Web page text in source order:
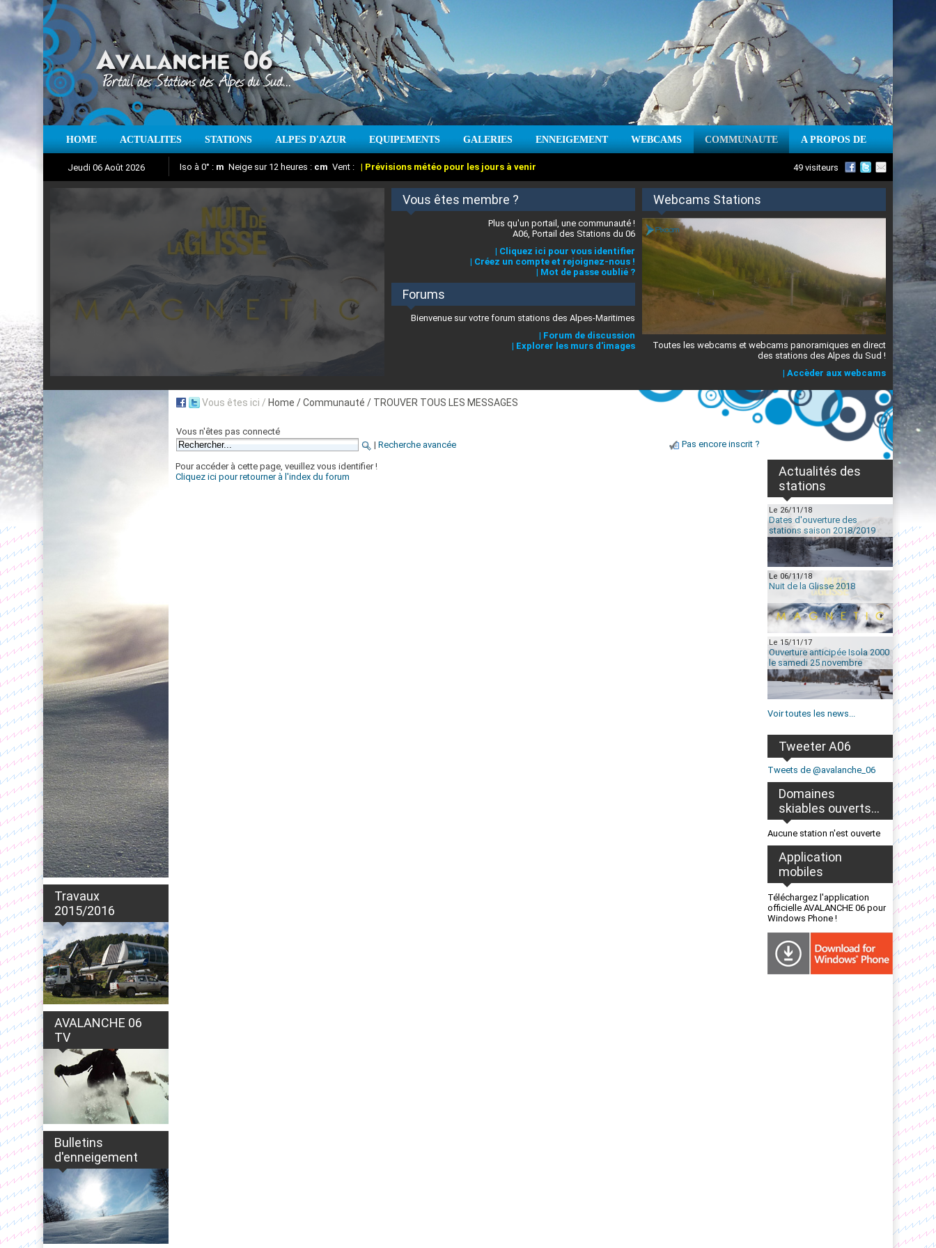
HOME ACTUALITES STATIONS ALPES D'AZUR EQUIPEMENTS GALERIES ENNEIGEMENT WEBCAMS COMMUNAUTE A PROPOS DE
Jeudi 06 Août 2026
Aujourd'hui : T° Min : Prévisions météo pour les jours à venir
Iso à 0° : m Neige sur 12 heures : cm Vent : | Prévisions météo pour les jours à venir
Suivez en direct l'actualité des stations des Alpes-Maritimes
49 visiteurs
Vous êtes membre ?
Plus qu'un portail, une communauté !
A06, Portail des Stations du 06
| Cliquez ici pour vous identifier
| Créez un compte et rejoignez-nous !
| Mot de passe oublié ?
Forums
Bienvenue sur votre forum stations des Alpes-Maritimes
| Forum de discussion
| Explorer les murs d'images
Webcams Stations
Toutes les webcams et webcams panoramiques en direct
des stations des Alpes du Sud !
| Accèder aux webcams
Travaux
2015/2016
AVALANCHE 06
TV
Bulletins
d'enneigement
Vous êtes ici / Home / Communauté / TROUVER TOUS LES MESSAGES
Vous n'êtes pas connecté
| Recherche avancée Pas encore inscrit ?
Pour accéder à cette page, veuillez vous identifier !
Cliquez ici pour retourner à l'index du forum
Actualités des
stations
Le 26/11/18
Dates d'ouverture des
stations saison 2018/2019
Le 06/11/18
Nuit de la Glisse 2018
Le 15/11/17
Ouverture anticipée Isola 2000
le samedi 25 novembre
Voir toutes les news...
Tweeter A06
Tweets de @avalanche_06
Domaines
skiables ouverts...
Aucune station n'est ouverte
Application
mobiles
Téléchargez l'application
officielle AVALANCHE 06 pour
Windows Phone !